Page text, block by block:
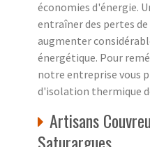
économies d'énergie.
entraîner des pertes
augmenter
énergétique. Pour
notre entreprise vous
d'isolation thermique
Artisans